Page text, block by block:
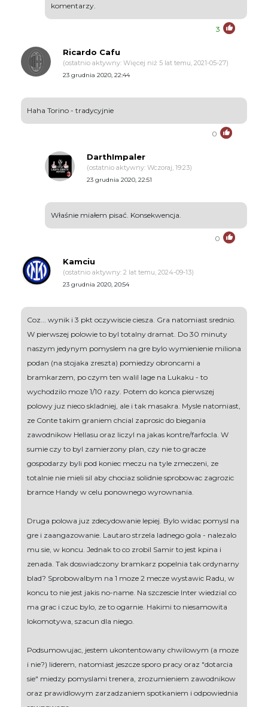
komentarzy.
3
Ricardo Cafu
(ostatnio aktywny: Więcej niż 5 lat temu, 2021-05-27)
23 grudnia 2020, 22:44
Haha Torino - tradycyjnie
0
DarthImpaler
(ostatnio aktywny: Wczoraj, 19:23)
23 grudnia 2020, 22:51
Właśnie miałem pisać. Konsekwencja.
0
Kamciu
(ostatnio aktywny: 2 lat temu, 2024-09-13)
23 grudnia 2020, 20:54
Coz... wynik i 3 pkt oczywiscie ciesza. Gra natomiast srednio.
W pierwszej polowie to byl totalny dramat. Do 30 minuty
naszym jedynym pomyslem na gre bylo wymienienie miliona
podan (na stojaka zreszta) pomiedzy obroncami a
bramkarzem, po czym ten walil lage na Lukaku - to
wychodzilo moze 1/10 razy. Potem do konca pierwszej
polowy juz nieco skladniej, ale i tak masakra. Mysle natomiast,
ze Conte takim graniem chcial zaprosic do biegania
zawodnikow Hellasu oraz liczyl na jakas kontre/farfocla. W
sumie czy to byl zamierzony plan, czy nie to gracze
gospodarzy byli pod koniec meczu na tyle zmeczeni, ze
totalnie nie mieli sil aby chociaz solidnie sprobowac zagrozic
bramce Handy w celu ponownego wyrownania.
Druga polowa juz zdecydowanie lepiej. Bylo widac pomysl na
gre i zaangazowanie. Lautaro strzela ladnego gola - nalezalo
mu sie, w koncu. Jednak to co zrobil Samir to jest kpina i
zenada. Tak doswiadczony bramkarz popelnia tak ordynarny
blad? Sprobowalbym na 1 moze 2 mecze wystawic Radu, w
koncu to nie jest jakis no-name. Na szczescie Inter wiedzial co
ma grac i czuc bylo, ze to ogarnie. Hakimi to niesamowita
lokomotywa, szacun dla niego.
Podsumowujac, jestem ukontentowany chwilowym (a moze
i nie?) liderem, natomiast jeszcze sporo pracy oraz "dotarcia
sie" miedzy pomyslami trenera, zrozumieniem zawodnikow
oraz prawidlowym zarzadzaniem spotkaniem i odpowiednia